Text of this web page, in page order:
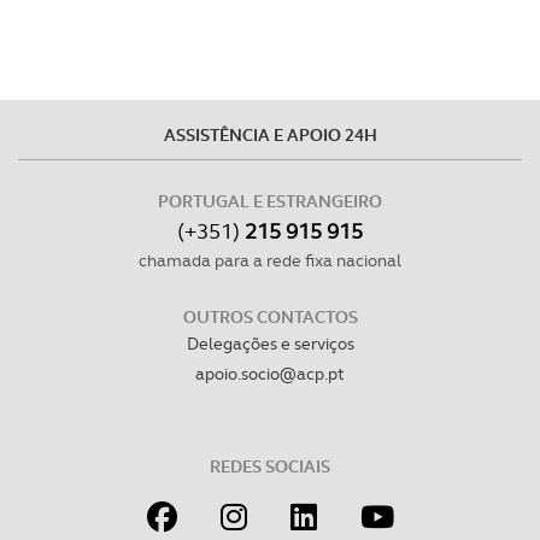
ASSISTÊNCIA E APOIO 24H
PORTUGAL E ESTRANGEIRO
(+351) 215 915 915
chamada para a rede fixa nacional
OUTROS CONTACTOS
Delegações e serviços
apoio.socio@acp.pt
REDES SOCIAIS